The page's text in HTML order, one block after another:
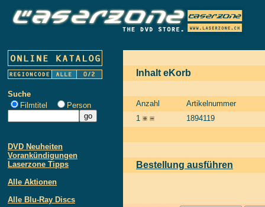
Suche
Filmtitel
Person
DVD Neuheiten
Vorankündigungen
Laserzone Tipps
Alle Aktionen
Alle Blu-Ray Discs
Inhalt eKorb
Anzahl
Artikelnummer
1
1894119
Bestellung ausführen